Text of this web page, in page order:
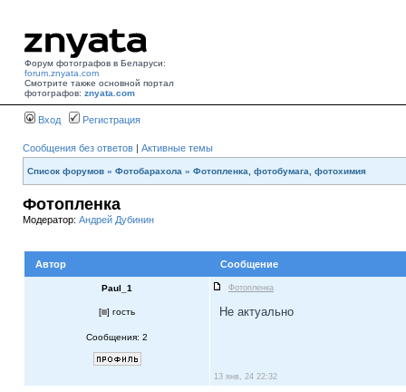
Форум фотографов в Беларуси:
forum.znyata.com
Смотрите также основной портал
фотографов: znyata.com
Вход Регистрация
Сообщения без ответов | Активные темы
Список форумов » Фотобарахола » Фотопленка, фотобумага, фотохимия
Фотопленка
Модератор: Андрей Дубинин
Автор Сообщение
Paul_1 Фотопленка
[ ] гость
Сообщения: 2
Не актуально
13 янв, 24 22:32